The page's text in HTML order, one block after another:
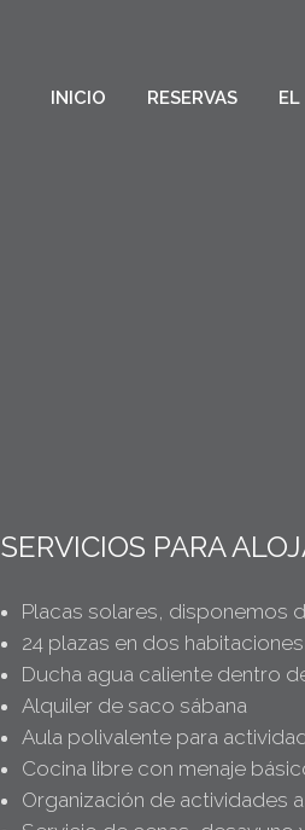
INICIO RESERVAS EL
SERVICIOS PARA
Placas solares, disponemos
24 plazas en dos
Ducha agua caliente dentro
Alquiler de saco sábana
Aula polivalente para
Cocina libre con menaje
Organización de actividades